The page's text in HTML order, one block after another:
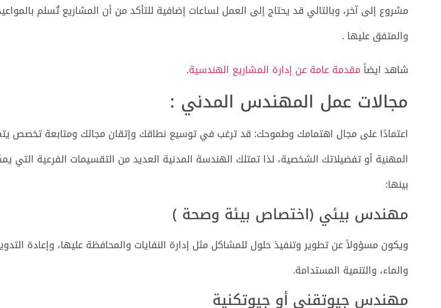
مشروع إلى آخر، وبالتالي قد يحتاج إلى العمل لساعات إضافية للتأكد من أن المشاريع تُسلم
والمتفق عليها .
شاهد ايضاًمقدمة عامة عن إدارة المشاريع الهندسية.
مجالات عمل المهندس المدني :
اعتمادًا على مجال اهتمامك وطموحك: قد ترغب في توسيع نطاقك وإتقان مجالك ومتابعة تخصص
المهنية أو تفضيلاتك الشخصية، لذا تمتلك الهندسة المدنية العديد من التقسيمات الفرعية التي
بينها:
مهندس بيئي (اختصاص بيئة وصحة )
ويكون مسؤولاً عن تطوير وتنفيذ حلول للمشاكل مثل إدارة النفايات والمحافظة عليها، وإعادة
والماء، والتنمية المستدامة.
مهندس جيوتقني أو جيوتكنية